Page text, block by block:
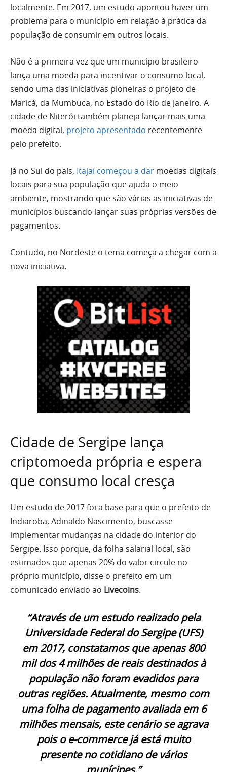
localmente. Em 2017, um estudo apontou haver um
problema para o município em relação à prática da
população de consumir em outros locais.
Não é a primeira vez que um município brasileiro
lança uma moeda para incentivar o consumo local,
sendo uma das iniciativas pioneiras o projeto de
Maricá, da Mumbuca, no Estado do Rio de Janeiro. A
cidade de Niterói também planeja lançar mais uma
moeda digital, projeto apresentado recentemente
pelo prefeito.
Já no Sul do país, Itajaí começou a dar moedas digitais
locais para sua população que ajuda o meio
ambiente, mostrando que são várias as iniciativas de
municípios buscando lançar suas próprias versões de
pagamentos.
Contudo, no Nordeste o tema começa a chegar com a
nova iniciativa.
Cidade de Sergipe lança
criptomoeda própria e espera
que consumo local cresça
Um estudo de 2017 foi a base para que o prefeito de
Indiaroba, Adinaldo Nascimento, buscasse
implementar mudanças na cidade do interior do
Sergipe. Isso porque, da folha salarial local, são
estimados que apenas 20% do valor circule no
próprio município, disse o prefeito em um
comunicado enviado ao Livecoins.
“Através de um estudo realizado pela
Universidade Federal do Sergipe (UFS)
em 2017, constatamos que apenas 800
mil dos 4 milhões de reais destinados à
população não foram evadidos para
outras regiões. Atualmente, mesmo com
uma folha de pagamento avaliada em 6
milhões mensais, este cenário se agrava
pois o e-commerce já está muito
presente no cotidiano de vários